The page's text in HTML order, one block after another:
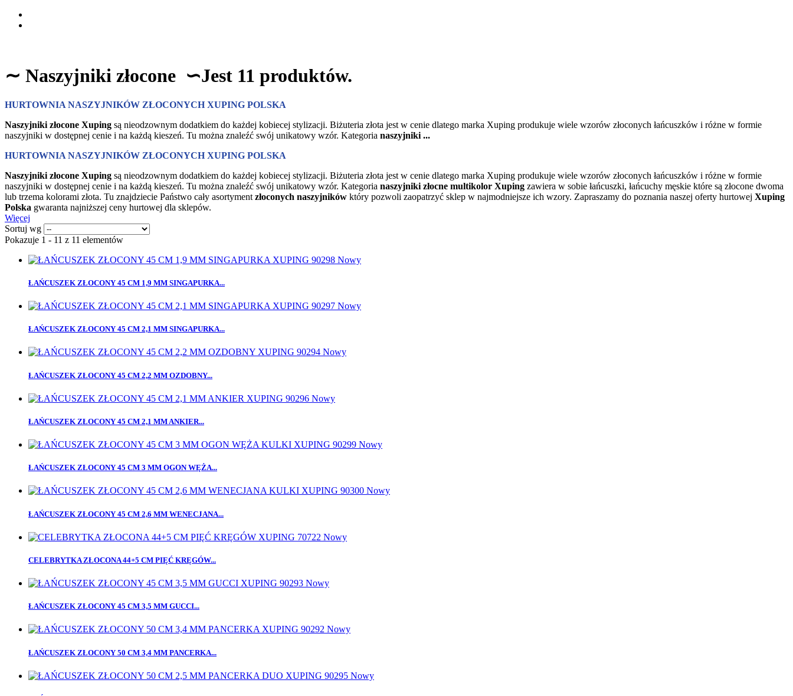
∼ Naszyjniki złocone ∽Jest 11 produktów.
HURTOWNIA NASZYJNIKÓW ZŁOCONYCH XUPING POLSKA
Naszyjniki złocone Xuping są nieodzownym dodatkiem do każdej kobiecej stylizacji. Biżuteria złota jest w cenie dlatego marka Xuping produkuje wiele wzorów złoconych łańcuszków i różne w formie
naszyjniki w dostępnej cenie i na każdą kieszeń. Tu można znaleźć swój unikatowy wzór. Kategoria naszyjniki ...
HURTOWNIA NASZYJNIKÓW ZŁOCONYCH XUPING POLSKA
Naszyjniki złocone Xuping są nieodzownym dodatkiem do każdej kobiecej stylizacji. Biżuteria złota jest w cenie dlatego marka Xuping produkuje wiele wzorów złoconych łańcuszków i różne w formie
naszyjniki w dostępnej cenie i na każdą kieszeń. Tu można znaleźć swój unikatowy wzór. Kategoria naszyjniki złocne multikolor Xuping zawiera w sobie łańcuszki, łańcuchy męskie które są złocone dwoma
lub trzema kolorami złota. Tu znajdziecie Państwo cały asortyment złoconych naszyjników który pozwoli zaopatrzyć sklep w najmodniejsze ich wzory. Zapraszamy do poznania naszej oferty hurtowej Xuping
Polska gwaranta najniższej ceny hurtowej dla sklepów.
Więcej
Sortuj wg
Pokazuje 1 - 11 z 11 elementów
Nowy
ŁAŃCUSZEK ZŁOCONY 45 CM 1,9 MM SINGAPURKA...
Nowy
ŁAŃCUSZEK ZŁOCONY 45 CM 2,1 MM SINGAPURKA...
Nowy
ŁAŃCUSZEK ZŁOCONY 45 CM 2,2 MM OZDOBNY...
Nowy
ŁAŃCUSZEK ZŁOCONY 45 CM 2,1 MM ANKIER...
Nowy
ŁAŃCUSZEK ZŁOCONY 45 CM 3 MM OGON WĘŻA...
Nowy
ŁAŃCUSZEK ZŁOCONY 45 CM 2,6 MM WENECJANA...
Nowy
CELEBRYTKA ZŁOCONA 44+5 CM PIĘĆ KRĘGÓW...
Nowy
ŁAŃCUSZEK ZŁOCONY 45 CM 3,5 MM GUCCI...
Nowy
ŁAŃCUSZEK ZŁOCONY 50 CM 3,4 MM PANCERKA...
Nowy